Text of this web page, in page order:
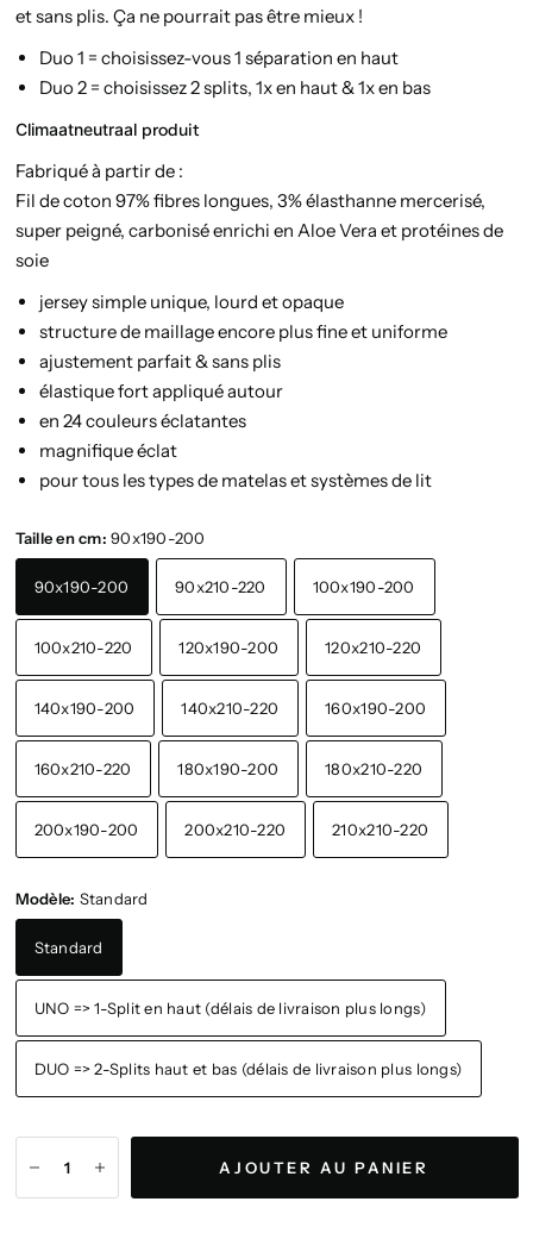
et sans plis. Ça ne pourrait pas être mieux !
Duo 1 = choisissez-vous 1 séparation en haut
Duo 2 = choisissez 2 splits, 1x en haut & 1x en bas
Climaatneutraal produit
Fabriqué à partir de :
Fil de coton 97% fibres longues, 3% élasthanne mercerisé,
super peigné, carbonisé enrichi en Aloe Vera et protéines de
soie
jersey simple unique, lourd et opaque
structure de maillage encore plus fine et uniforme
ajustement parfait & sans plis
élastique fort appliqué autour
en 24 couleurs éclatantes
magnifique éclat
pour tous les types de matelas et systèmes de lit
Taille en cm:90x190-200
90x190-200 90x210-220 100x190-200
100x210-220 120x190-200 120x210-220
140x190-200 140x210-220 160x190-200
160x210-220 180x190-200 180x210-220
200x190-200 200x210-220 210x210-220
Modèle: Standard
Standard
UNO => 1-Split en haut (délais de livraison plus longs)
DUO => 2-Splits haut et bas (délais de livraison plus longs)
AJOUTER AU PANIER